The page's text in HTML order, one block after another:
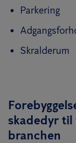
Parkering
Skralderum
skadedyr
branchen